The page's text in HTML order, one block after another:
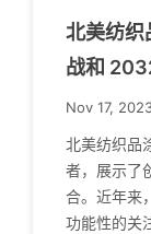
北美纺织
战和
Nov 17,
北美纺织品
者，展示了
合。近年来
功能性的关